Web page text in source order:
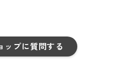
ップに質問する